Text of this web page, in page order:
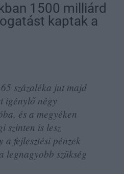
1500 milliárd
kaptak a
százaléka jut majd
igénylő négy
és a megyéken
szinten is lesz
fejlesztési pénzek
legnagyobb szükség